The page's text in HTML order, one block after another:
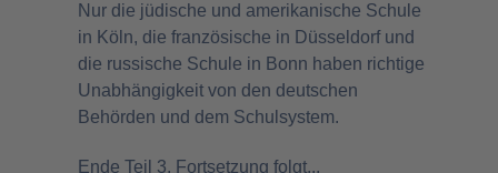
Nur die jüdische und amerikanische Schule
in Köln, die französische in Düsseldorf und
die russische Schule in Bonn haben richtige
Unabhängigkeit von den deutschen
Behörden und dem Schulsystem.
Ende Teil 3, Fortsetzung folgt...